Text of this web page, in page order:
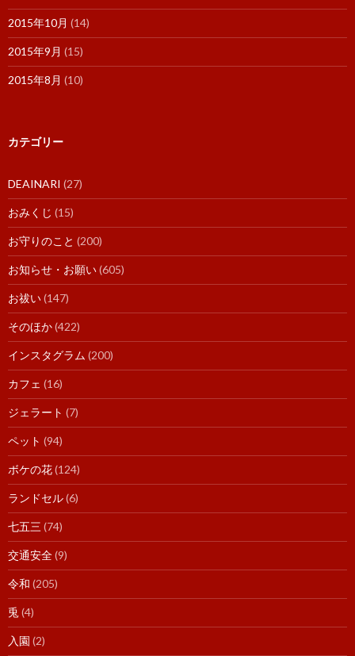
2015年10月 (14)
2015年9月 (15)
2015年8月 (10)
カテゴリー
DEAINARI (27)
おみくじ (15)
お守りのこと (200)
お知らせ・お願い(605)
お祓い(147)
そのほか(422)
インスタグラム (200)
カフェ (16)
ジェラート (7)
ペット (94)
ボケの花(124)
ランドセル(6)
七五三 (74)
交通安全(9)
令和 (205)
兎 (4)
入園 (2)